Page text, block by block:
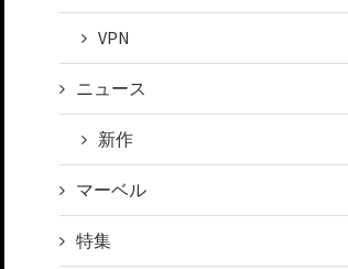
VPN
ニュース
新作
マーベル
特集